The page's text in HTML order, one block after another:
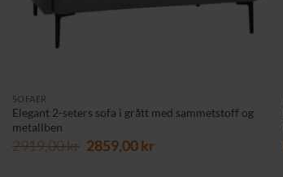
SOFAER
Elegant 2-seters sofa i grått med sammetstoff og
metallben
2919,00kr Opprinnelig
2859,00krNåværende